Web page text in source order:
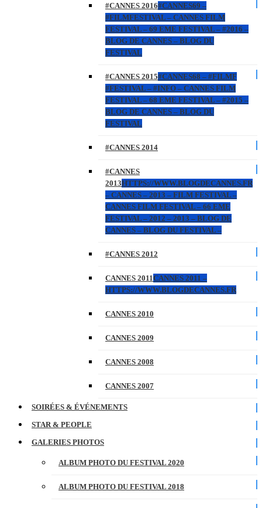
#CANNES 2016#CANNES69 –
#FILMFESTIVAL – CANNES FILM
FESTIVAL – 69 EME FESTIVAL – #2016 –
BLOG DE CANNES – BLOG DU
FESTIVAL
#CANNES 2015#CANNES68 – #FILMF
#FESTIVAL – #INFO – CANNES FILM
FESTIVAL – 68 EME FESTIVAL – #2015 –
BLOG DE CANNES – BLOG DU
FESTIVAL
#CANNES 2014
#CANNES
2013HTTPS://WWW.BLOGDECANNES.FR
– CANNES – 2013 – FILM FESTIVAL –
CANNES FILM FESTIVAL – 66 EME
FESTIVAL – 2012 – 2013 – BLOG DE
CANNES – BLOG DU FESTIVAL –
#CANNES 2012
CANNES 2011CANNES 2011 –
HTTPS://WWW.BLOGDECANNES.FR
CANNES 2010
CANNES 2009
CANNES 2008
CANNES 2007
SOIRÉES & ÉVÉNEMENTS
STAR & PEOPLE
GALERIES PHOTOS
ALBUM PHOTO DU FESTIVAL 2020
ALBUM PHOTO DU FESTIVAL 2018